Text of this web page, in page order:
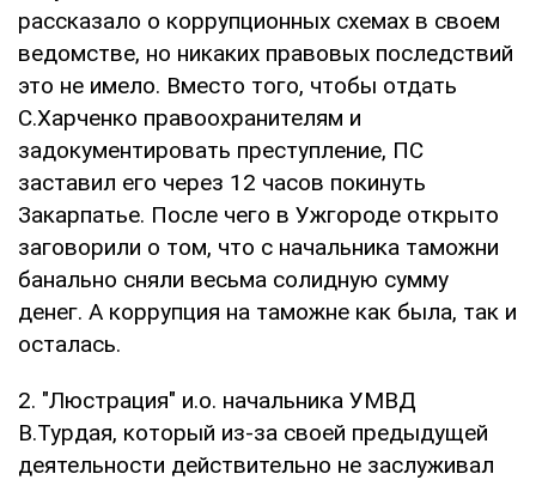
рассказало о коррупционных схемах в своем
ведомстве, но никаких правовых последствий
это не имело. Вместо того, чтобы отдать
С.Харченко правоохранителям и
задокументировать преступление, ПС
заставил его через 12 часов покинуть
Закарпатье. После чего в Ужгороде открыто
заговорили о том, что с начальника таможни
банально сняли весьма солидную сумму
денег. А коррупция на таможне как была, так и
осталась.
2. "Люстрация" и.о. начальника УМВД
В.Турдая, который из-за своей предыдущей
деятельности действительно не заслуживал